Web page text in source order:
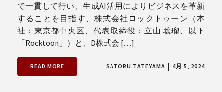
で一貫して行い、生成AI活用によりビジネスを革新
することを目指す、株式会社ロックトゥーン（本
社：東京都中央区、代表取締役：立山 聡瑠、以下
「Rocktoon」）と、D株式会 […]
READ MORE SATORU.TATEYAMA | 4月 5, 2024